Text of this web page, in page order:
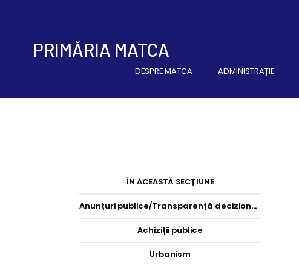
PRIMĂRIA MATCA
DESPRE MATCA ADMINISTRAȚIE
ÎN ACEASTĂ SECȚIUNE
Anunțuri publice/Transparență decizională
Achiziții publice
Urbanism